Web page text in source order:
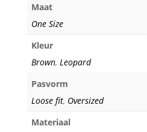
Maat
One Size
Kleur
Brown, Leopard
Pasvorm
Loose fit, Oversized
Materiaal